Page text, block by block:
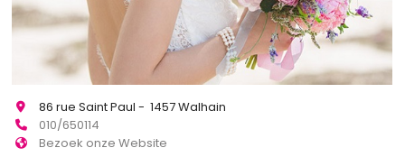
86 rue Saint Paul - 1457 Walhain
010/650114
Bezoek onze Website